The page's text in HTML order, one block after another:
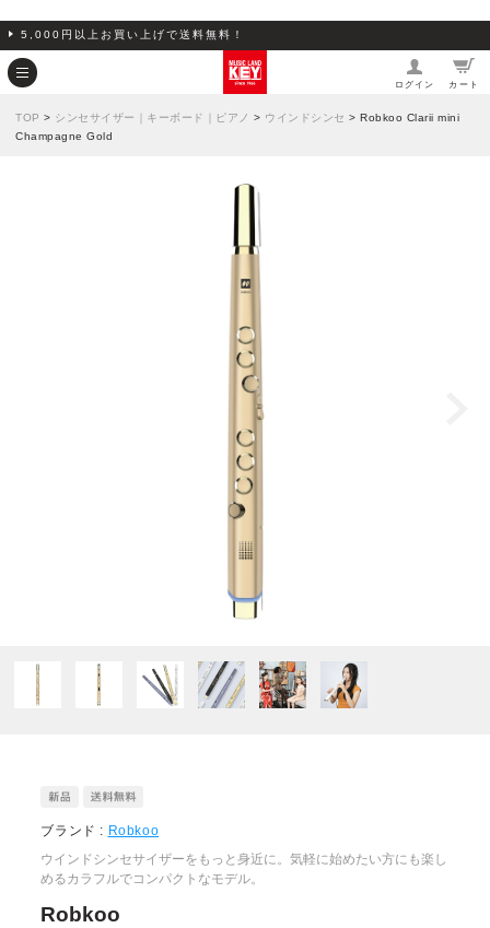
5,000円以上お買い上げで送料無料！
ログイン カート
TOP > シンセサイザー｜キーボード｜ピアノ > ウインドシンセ > Robkoo Clarii mini
Champagne Gold
ブランド : Robkoo
ウインドシンセサイザーをもっと身近に。気軽に始めたい方にも楽し
めるカラフルでコンパクトなモデル。
Robkoo